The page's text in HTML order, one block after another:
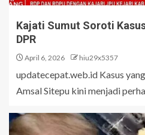
Kajati Sumut Soroti
DPR
April 6, 2026 hiu29x5357
updatecepat.web.id Kasus
Amsal Sitepu kini menjadi